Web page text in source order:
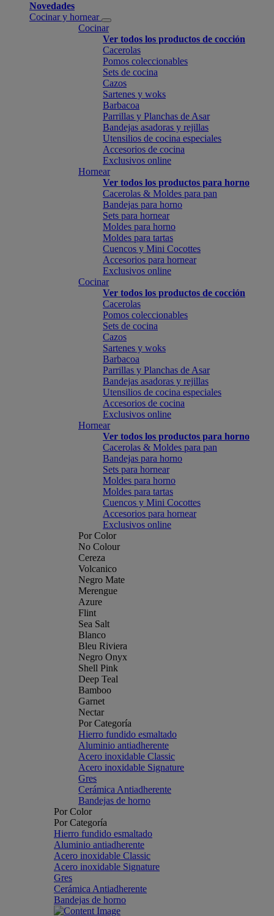
Novedades
Cocinar y hornear
Cocinar
Ver todos los productos de cocción
Cacerolas
Pomos coleccionables
Sets de cocina
Cazos
Sartenes y woks
Barbacoa
Parrillas y Planchas de Asar
Bandejas asadoras y rejillas
Utensilios de cocina especiales
Accesorios de cocina
Exclusivos online
Hornear
Ver todos los productos para horno
Cacerolas & Moldes para pan
Bandejas para horno
Sets para hornear
Moldes para horno
Moldes para tartas
Cuencos y Mini Cocottes
Accesorios para hornear
Exclusivos online
Cocinar
Ver todos los productos de cocción
Cacerolas
Pomos coleccionables
Sets de cocina
Cazos
Sartenes y woks
Barbacoa
Parrillas y Planchas de Asar
Bandejas asadoras y rejillas
Utensilios de cocina especiales
Accesorios de cocina
Exclusivos online
Hornear
Ver todos los productos para horno
Cacerolas & Moldes para pan
Bandejas para horno
Sets para hornear
Moldes para horno
Moldes para tartas
Cuencos y Mini Cocottes
Accesorios para hornear
Exclusivos online
Por Color
No Colour
Cereza
Volcanico
Negro Mate
Merengue
Azure
Flint
Sea Salt
Blanco
Bleu Riviera
Negro Onyx
Shell Pink
Deep Teal
Bamboo
Garnet
Nectar
Por Categoría
Hierro fundido esmaltado
Aluminio antiadherente
Acero inoxidable Classic
Acero inoxidable Signature
Gres
Cerámica Antiadherente
Bandejas de horno
Por Color
Por Categoría
Hierro fundido esmaltado
Aluminio antiadherente
Acero inoxidable Classic
Acero inoxidable Signature
Gres
Cerámica Antiadherente
Bandejas de horno